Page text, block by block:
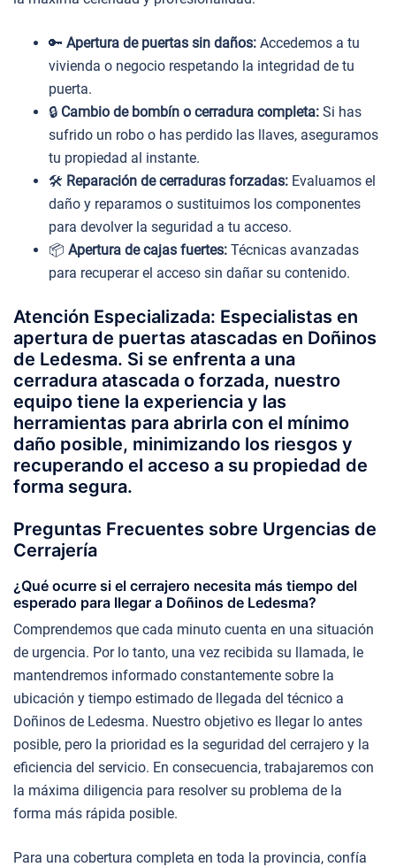
🔑 Apertura de puertas sin daños: Accedemos a tu
vivienda o negocio respetando la integridad de tu
puerta.
🔒 Cambio de bombín o cerradura completa: Si has
sufrido un robo o has perdido las llaves, aseguramos
tu propiedad al instante.
🛠️ Reparación de cerraduras forzadas: Evaluamos el
daño y reparamos o sustituimos los componentes
para devolver la seguridad a tu acceso.
📦 Apertura de cajas fuertes: Técnicas avanzadas
para recuperar el acceso sin dañar su contenido.
Atención Especializada: Especialistas en
apertura de puertas atascadas en Doñinos
de Ledesma. Si se enfrenta a una
cerradura atascada o forzada, nuestro
equipo tiene la experiencia y las
herramientas para abrirla con el mínimo
daño posible, minimizando los riesgos y
recuperando el acceso a su propiedad de
forma segura.
Preguntas Frecuentes sobre Urgencias de
Cerrajería
¿Qué ocurre si el cerrajero necesita más tiempo del
esperado para llegar a Doñinos de Ledesma?
Comprendemos que cada minuto cuenta en una situación
de urgencia. Por lo tanto, una vez recibida su llamada, le
mantendremos informado constantemente sobre la
ubicación y tiempo estimado de llegada del técnico a
Doñinos de Ledesma. Nuestro objetivo es llegar lo antes
posible, pero la prioridad es la seguridad del cerrajero y la
eficiencia del servicio. En consecuencia, trabajaremos con
la máxima diligencia para resolver su problema de la
forma más rápida posible.
Para una cobertura completa en toda la provincia, confía